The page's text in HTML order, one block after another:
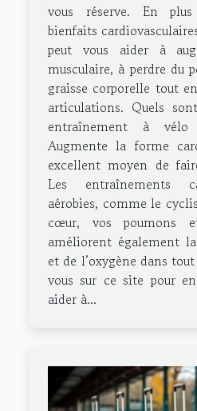
vous réserve. En
bienfaits
peut vous aider à
musculaire, à perdre du
graisse corporelle tout
articulations. Quels
entraînement à vélo
Augmente la forme
excellent moyen de
Les entraînements
aérobies, comme le
cœur, vos poumons
améliorent également
et de l’oxygène dans
vous sur ce site pour
aider à...